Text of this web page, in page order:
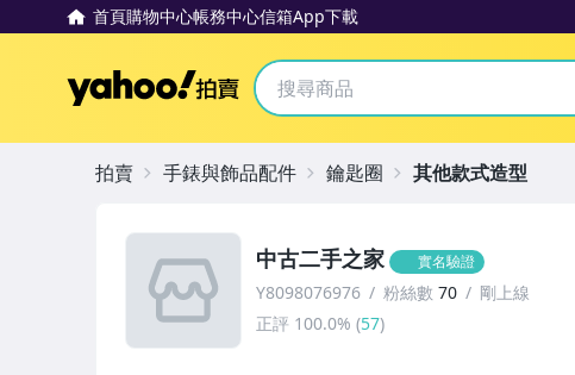
首頁購物中心帳務中心信箱App下載
Yahoo拍賣
中古二手之家 實名驗證
Y8098076976 粉絲數 70
剛上線
正評 100.0% (57)
拍賣 手錶與飾品配件 鑰匙圈 其他款式造型